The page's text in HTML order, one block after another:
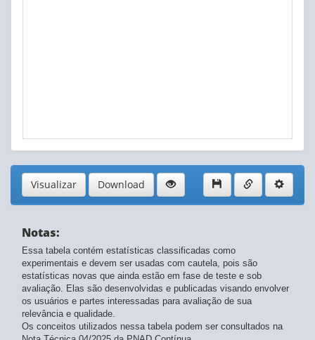
Visualizar Download
Notas:
Essa tabela contém estatísticas classificadas como
experimentais e devem ser usadas com cautela, pois são
estatísticas novas que ainda estão em fase de teste e sob
avaliação. Elas são desenvolvidas e publicadas visando envolver
os usuários e partes interessadas para avaliação de sua
relevância e qualidade.
Os conceitos utilizados nessa tabela podem ser consultados na